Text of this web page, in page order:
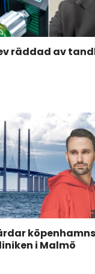
räddad av
i Malmö